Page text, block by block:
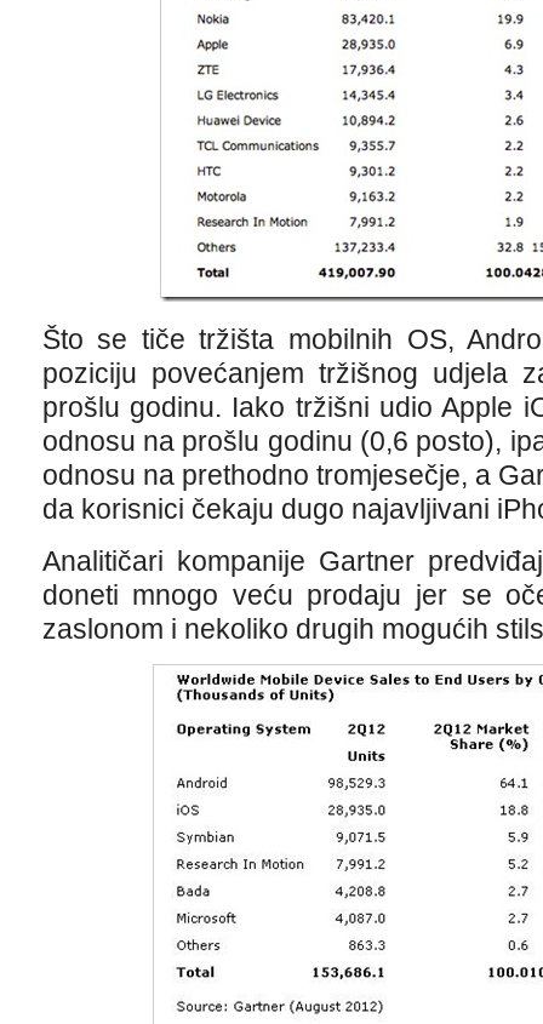
Što se tiče tržišta mobilnih OS,
poziciju povećanjem tržišnog udjela
prošlu godinu. Iako tržišni udio Apple
odnosu na prošlu godinu (0,6 posto),
odnosu na prethodno tromjesečje, a
da korisnici čekaju dugo najavljivani
Analitičari kompanije Gartner
doneti mnogo veću prodaju jer se
zaslonom i nekoliko drugih mogućih